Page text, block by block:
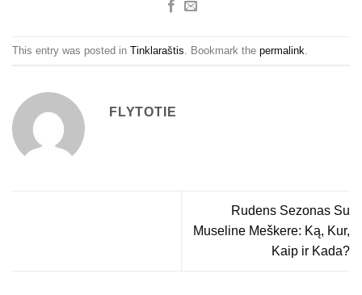
This entry was posted in Tinklaraštis . Bookmark the permalink
FLYTOTIE
Rudens Sezonas Su
Museline Meškere: Ką, Kur,
Kaip ir Kada?